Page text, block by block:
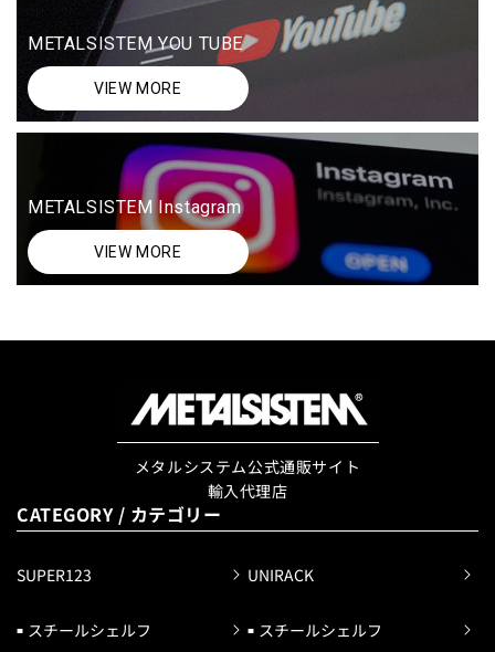
METALSISTEM YOU TUBE
VIEW MORE
METALSISTEM Instagram
VIEW MORE
メタルシステム公式通販サイト
輸入代理店
CATEGORY / カテゴリー
SUPER123
スチールシェルフ
UNIRACK
スチールシェルフ